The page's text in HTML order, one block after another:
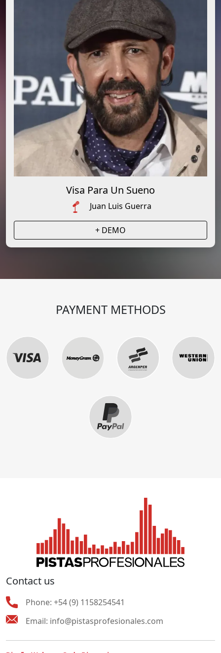
Visa Para Un Sueno
Juan Luis Guerra
+ DEMO
PAYMENT METHODS
Contact us
Phone: +54 (9) 1158254541
Email: info@pistasprofesionales.com